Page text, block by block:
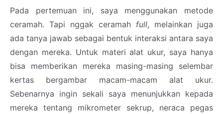
Pada pertemuan ini, saya menggunakan metode
ceramah. Tapi nggak ceramah full, melainkan juga
ada tanya jawab sebagai bentuk interaksi antara saya
dengan mereka. Untuk materi alat ukur, saya hanya
bisa memberikan mereka masing-masing selembar
kertas bergambar macam-macam alat ukur.
Sebenarnya ingin sekali saya menunjukkan kepada
mereka tentang mikrometer sekrup, neraca pegas